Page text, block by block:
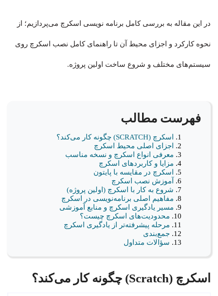
در این مقاله به بررسی کامل برنامه نویسی اسکرچ می‌پردازیم؛ از
نحوه کارکرد و اجزای محیط آن تا راهنمای کامل نصب اسکرچ روی
سیستم‌های مختلف و شروع ساخت اولین پروژه.
فهرست مطالب
اسکرچ (SCRATCH) چگونه کار می‌کند؟
اجزای اصلی محیط اسکرچ
معرفی انواع اسکرچ و نسخه مناسب
مزایا و کاربردهای اسکرچ
اسکرچ در مقایسه با پایتون
آموزش نصب اسکرچ
شروع به کار با اسکرچ (اولین پروژه)
مفاهیم اصلی برنامه‌نویسی در اسکرچ
مسیر یادگیری اسکرچ و منابع آموزشی
محدودیت‌های اسکرچ چیست؟
مرحله پیشرفته‌تر از یادگیری اسکرچ
جمع‌بندی
سؤالات متداول
اسکرچ (Scratch) چگونه کار می‌کند؟